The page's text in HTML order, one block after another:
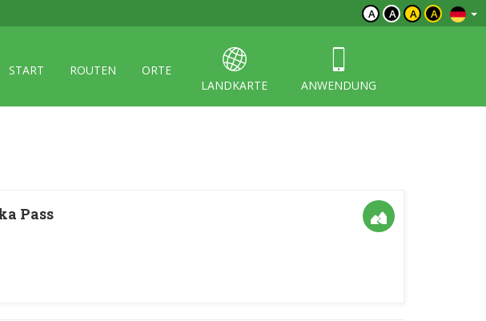
A A A A
START ROUTEN
ORTE
LANDKARTE
ANWENDUNG
Pass